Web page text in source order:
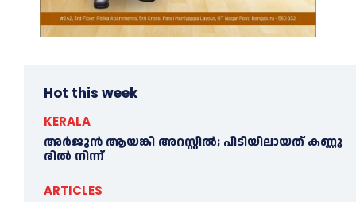
Hot this week
KERALA
അ​ർ​ജു​ൻ ആ​യ​ങ്കി അ​റ​സ്റ്റി​ൽ; പി​ടി​യി​ലാ​യ​ത് ക​ണ്ണൂ​
രി​ൽ നി​ന്ന്
ARTICLES